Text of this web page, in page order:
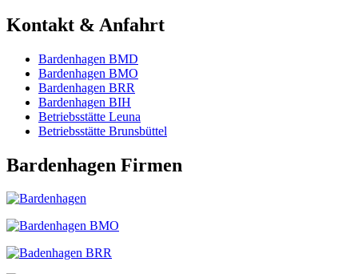
Kontakt & Anfahrt
Bardenhagen BMD
Bardenhagen BMO
Bardenhagen BRR
Bardenhagen BIH
Betriebsstätte Leuna
Betriebsstätte Brunsbüttel
Bardenhagen Firmen